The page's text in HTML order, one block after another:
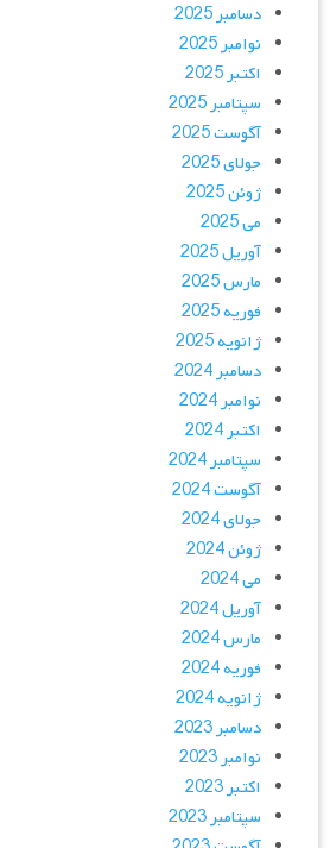
دسامبر 2025
نوامبر 2025
اکتبر 2025
سپتامبر 2025
آگوست 2025
جولای 2025
ژوئن 2025
می 2025
آوریل 2025
مارس 2025
فوریه 2025
ژانویه 2025
دسامبر 2024
نوامبر 2024
اکتبر 2024
سپتامبر 2024
آگوست 2024
جولای 2024
ژوئن 2024
می 2024
آوریل 2024
مارس 2024
فوریه 2024
ژانویه 2024
دسامبر 2023
نوامبر 2023
اکتبر 2023
سپتامبر 2023